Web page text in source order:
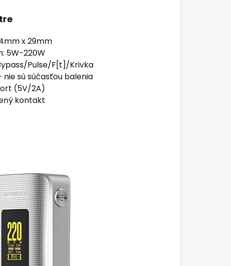
x 29mm
5W-220W
/Pulse/F[t]/Krivka
nie sú súčasťou balenia
(5V/2A)
kontakt